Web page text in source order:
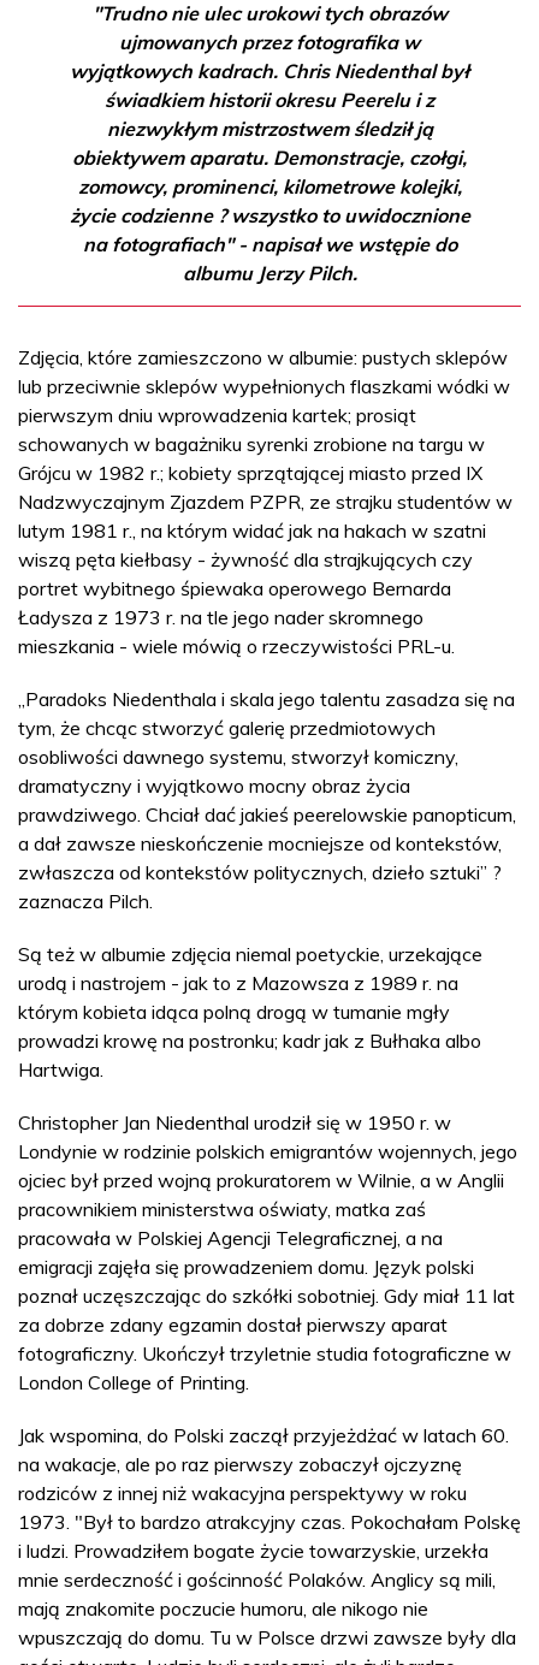
"Trudno nie ulec urokowi tych obrazów
ujmowanych przez fotografika w
wyjątkowych kadrach. Chris Niedenthal był
świadkiem historii okresu Peerelu i z
niezwykłym mistrzostwem śledził ją
obiektywem aparatu. Demonstracje, czołgi,
zomowcy, prominenci, kilometrowe kolejki,
życie codzienne ? wszystko to uwidocznione
na fotografiach" - napisał we wstępie do
albumu Jerzy Pilch.
Zdjęcia, które zamieszczono w albumie: pustych sklepów
lub przeciwnie sklepów wypełnionych flaszkami wódki w
pierwszym dniu wprowadzenia kartek; prosiąt
schowanych w bagażniku syrenki zrobione na targu w
Grójcu w 1982 r.; kobiety sprzątającej miasto przed IX
Nadzwyczajnym Zjazdem PZPR, ze strajku studentów w
lutym 1981 r., na którym widać jak na hakach w szatni
wiszą pęta kiełbasy - żywność dla strajkujących czy
portret wybitnego śpiewaka operowego Bernarda
Ładysza z 1973 r. na tle jego nader skromnego
mieszkania - wiele mówią o rzeczywistości PRL-u.
„Paradoks Niedenthala i skala jego talentu zasadza się na
tym, że chcąc stworzyć galerię przedmiotowych
osobliwości dawnego systemu, stworzył komiczny,
dramatyczny i wyjątkowo mocny obraz życia
prawdziwego. Chciał dać jakieś peerelowskie panopticum,
a dał zawsze nieskończenie mocniejsze od kontekstów,
zwłaszcza od kontekstów politycznych, dzieło sztuki” ?
zaznacza Pilch.
Są też w albumie zdjęcia niemal poetyckie, urzekające
urodą i nastrojem - jak to z Mazowsza z 1989 r. na
którym kobieta idąca polną drogą w tumanie mgły
prowadzi krowę na postronku; kadr jak z Bułhaka albo
Hartwiga.
Christopher Jan Niedenthal urodził się w 1950 r. w
Londynie w rodzinie polskich emigrantów wojennych, jego
ojciec był przed wojną prokuratorem w Wilnie, a w Anglii
pracownikiem ministerstwa oświaty, matka zaś
pracowała w Polskiej Agencji Telegraficznej, a na
emigracji zajęła się prowadzeniem domu. Język polski
poznał uczęszczając do szkółki sobotniej. Gdy miał 11 lat
za dobrze zdany egzamin dostał pierwszy aparat
fotograficzny. Ukończył trzyletnie studia fotograficzne w
London College of Printing.
Jak wspomina, do Polski zaczął przyjeżdżać w latach 60.
na wakacje, ale po raz pierwszy zobaczył ojczyznę
rodziców z innej niż wakacyjna perspektywy w roku
1973. "Był to bardzo atrakcyjny czas. Pokochałam Polskę
i ludzi. Prowadziłem bogate życie towarzyskie, urzekła
mnie serdeczność i gościnność Polaków. Anglicy są mili,
mają znakomite poczucie humoru, ale nikogo nie
wpuszczają do domu. Tu w Polsce drzwi zawsze były dla